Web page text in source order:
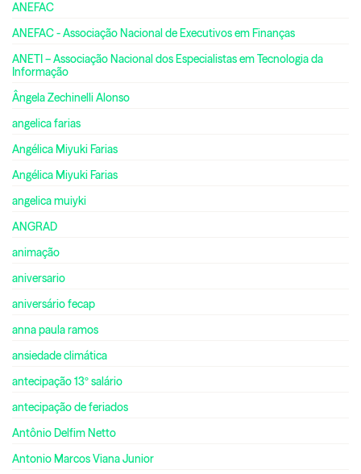
ANEFAC
ANEFAC - Associação Nacional de Executivos em Finanças
ANETI – Associação Nacional dos Especialistas em Tecnologia da
Informação
Ângela Zechinelli Alonso
angelica farias
Angélica Miyuki Farias
Angélica Miyuki Farias
angelica muiyki
ANGRAD
animação
aniversario
aniversário fecap
anna paula ramos
ansiedade climática
antecipação 13º salário
antecipação de feriados
Antônio Delfim Netto
Antonio Marcos Viana Junior